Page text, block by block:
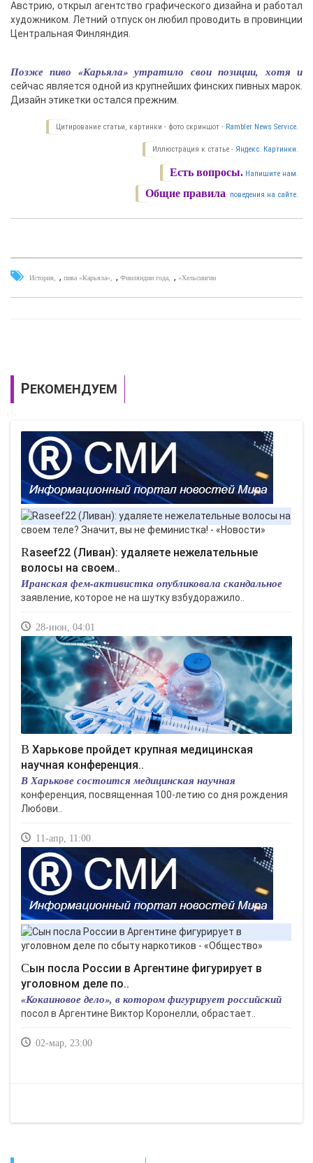
Австрию, открыл агентство графического дизайна и работал
художником. Летний отпуск он любил проводить в провинции
Центральная Финляндия.
Позже пиво «Карьяла» утратило свои позиции, хотя и
сейчас является одной из крупнейших финских пивных марок.
Дизайн этикетки остался прежним.
Цитирование статьи, картинки - фото скриншот - Rambler News Service.
Иллюстрация к статье - Яндекс. Картинки.
Есть вопросы. Напишите нам.
Общие правила поведения на сайте.
История , пива «Карьяла» , Финляндии года , «Хельсингин
РЕКОМЕНДУЕМ
Raseef22 (Ливан): удаляете нежелательные
волосы на своем..
Иранская фем-активистка опубликовала скандальное
заявление, которое не на шутку взбудоражило..
28-июн, 04:01
В Харькове пройдет крупная медицинская
научная конференция..
В Харькове состоится медицинская научная
конференция, посвященная 100-летию со дня рождения
Любови..
11-апр, 11:00
Сын посла России в Аргентине фигурирует в
уголовном деле по..
«Кокаиновое дело», в котором фигурирует российский
посол в Аргентине Виктор Коронелли, обрастает..
02-мар, 23:00